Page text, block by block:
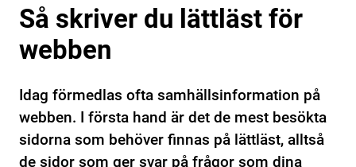
Så skriver du lättläst för
webben
Idag förmedlas ofta samhällsinformation på
webben. I första hand är det de mest besökta
sidorna som behöver finnas på lättläst, alltså
de sidor som ger svar på frågor som dina